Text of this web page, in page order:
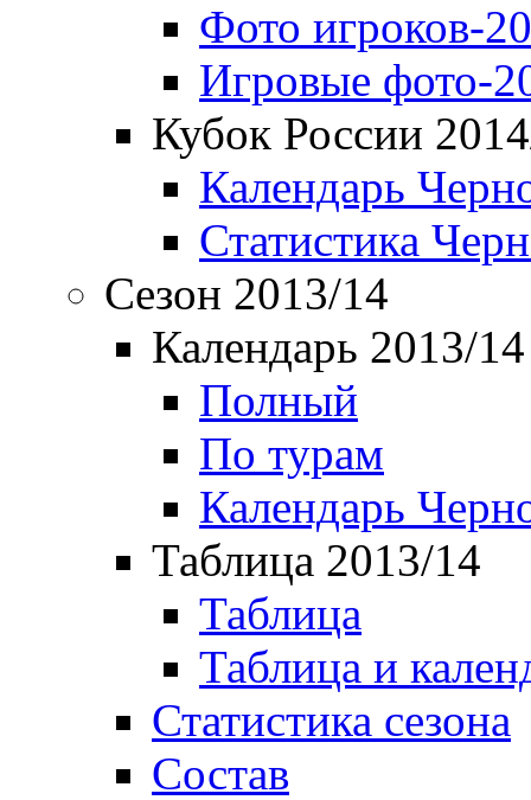
Фото игроков-
Игровые фото-
Кубок России
Календарь
Статистика
Сезон 2013/14
Календарь 2013/14
Полный
По турам
Календарь
Таблица 2013/14
Таблица
Таблица и
Статистика сезона
Состав